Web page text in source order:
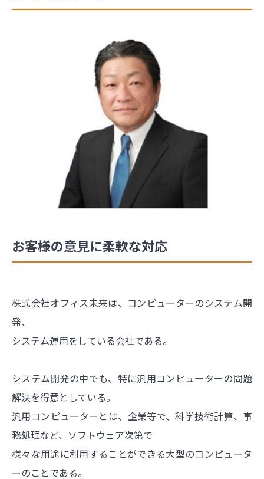
お客様の意見に柔軟な対応
株式会社オフィス未来は、コンピューターのシステム開
発、
システム運用をしている会社である。
システム開発の中でも、特に汎用コンピューターの問題
解決を得意としている。
汎用コンピューターとは、企業等で、科学技術計算、事
務処理など、ソフトウェア次第で
様々な用途に利用することができる大型のコンピュータ
ーのことである。